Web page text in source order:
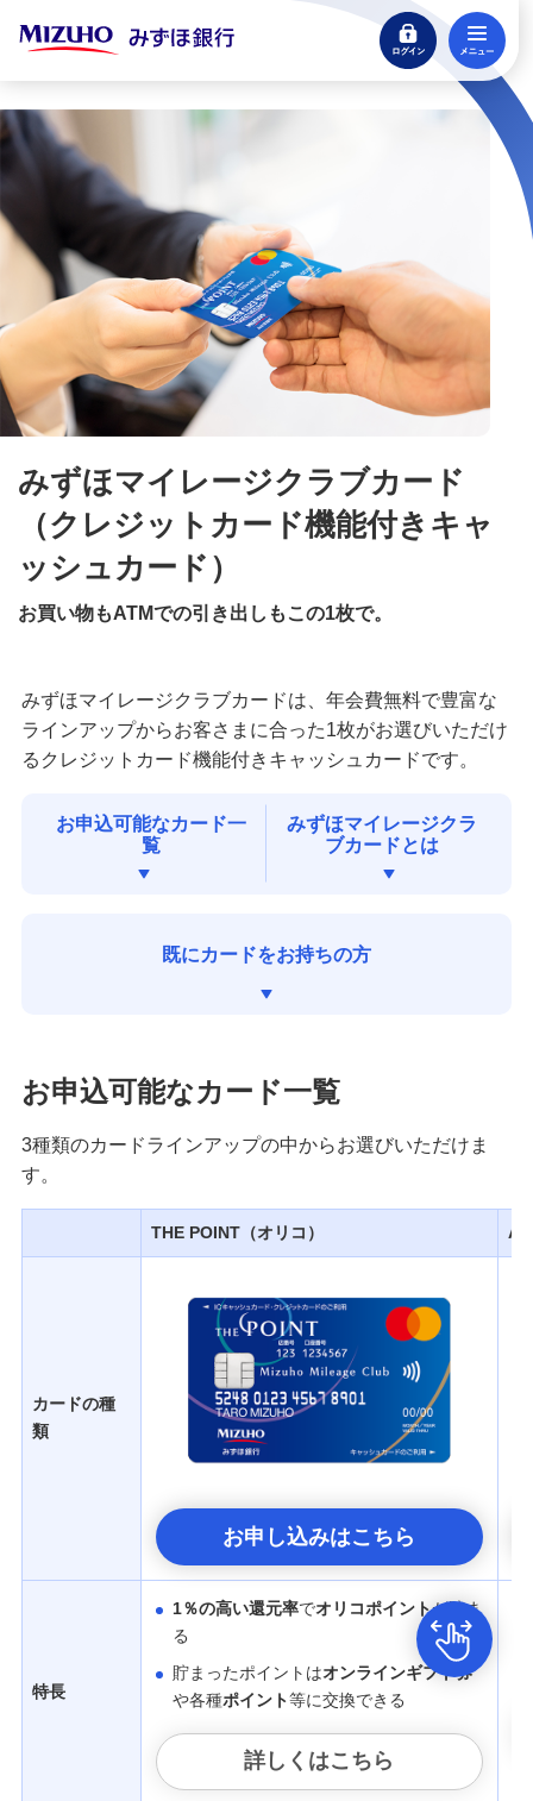
ログイン
閉じる
口座開設
来店不要・スマホで完結
支払う・つかう
クレジットカード・デビット
みずほ楽天カード（クレジットカード）
みずほマイレージクラブカード（クレジットカ
ード）
みずほマイレージクラブカード/THE POINTの特長
長
みずほマイレージクラブカードを既にお持ちの方
みずほJCBデビット（デビットカード）
みずほWallet
J-Coin Pay
その他決済・支払いサービス
みずほプレミアムクラブ
ローン
住宅ローン・カードローン
貯める・増やす
学ぶ・考える
生涯学習
お客さまサポート
困ったときは・よくあるご質問
みずほ銀行について
みずほマイレージクラブカード
（クレジットカード機能付きキャ
ッシュカード）
お買い物もATMでの引き出しもこの1枚で。
みずほマイレージクラブカードは、年会費無料で豊富な
ラインアップからお客さまに合った1枚がお選びいただけ
るクレジットカード機能付きキャッシュカードです。
お申込可能なカード一
覧
みずほマイレージクラ
ブカードとは
既にカードをお持ちの方
お申込可能なカード一覧
3種類のカードラインアップの中からお選びいただけま
す。
THE POINT（オリコ）
カードの種
類
お申し込みはこちら
特長
1％の高い還元率でオリコポイントが貯ま
る
貯まったポイントはオンラインギフト券
や各種ポイント等に交換できる
詳しくはこちら